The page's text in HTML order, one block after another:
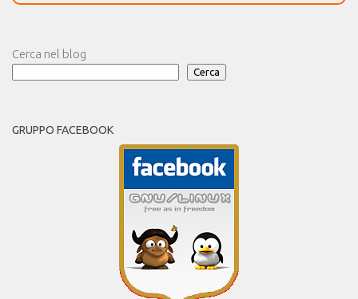
Cerca nel blog
Cerca
GRUPPO FACEBOOK